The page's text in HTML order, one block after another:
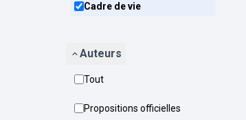
Cadre de vie
Auteurs
Tout
Propositions officielles